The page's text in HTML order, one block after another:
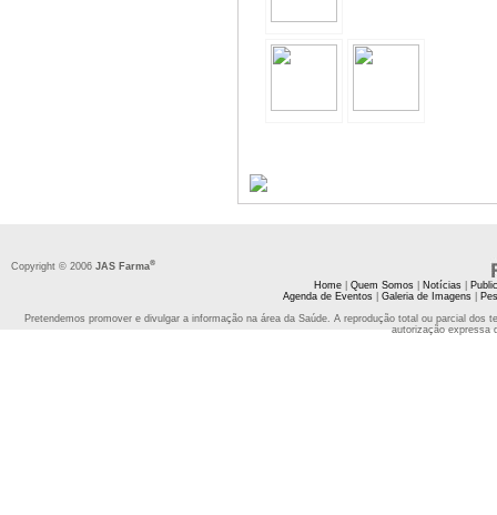
Copyright © 2006 JAS Farma®
Home| Quem Somos| Notícias|
Agenda de Eventos| Galeria de Imagens|
Pretendemos promover e divulgar a informação na área da Saúde. A reprodução total ou parcial
autorização expressa